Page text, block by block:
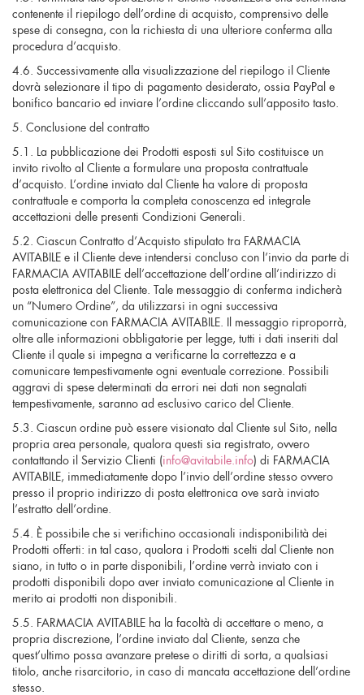
contenente il riepilogo dell’ordine di acquisto, comprensivo delle
spese di consegna, con la richiesta di una ulteriore conferma alla
procedura d’acquisto.
4.6. Successivamente alla visualizzazione del riepilogo il Cliente
dovrà selezionare il tipo di pagamento desiderato, ossia PayPal e
bonifico bancario ed inviare l’ordine cliccando sull’apposito tasto.
5. Conclusione del contratto
5.1. La pubblicazione dei Prodotti esposti sul Sito costituisce un
invito rivolto al Cliente a formulare una proposta contrattuale
d’acquisto. L’ordine inviato dal Cliente ha valore di proposta
contrattuale e comporta la completa conoscenza ed integrale
accettazioni delle presenti Condizioni Generali.
5.2. Ciascun Contratto d’Acquisto stipulato tra FARMACIA
AVITABILE e il Cliente deve intendersi concluso con l’invio da parte di
FARMACIA AVITABILE dell’accettazione dell’ordine all’indirizzo di
posta elettronica del Cliente. Tale messaggio di conferma indicherà
un “Numero Ordine”, da utilizzarsi in ogni successiva
comunicazione con FARMACIA AVITABILE. Il messaggio riproporrà,
oltre alle informazioni obbligatorie per legge, tutti i dati inseriti dal
Cliente il quale si impegna a verificarne la correttezza e a
comunicare tempestivamente ogni eventuale correzione. Possibili
aggravi di spese determinati da errori nei dati non segnalati
tempestivamente, saranno ad esclusivo carico del Cliente.
5.3. Ciascun ordine può essere visionato dal Cliente sul Sito, nella
propria area personale, qualora questi sia registrato, ovvero
contattando il Servizio Clienti (info@avitabile.info ) di FARMACIA
AVITABILE, immediatamente dopo l’invio dell’ordine stesso ovvero
presso il proprio indirizzo di posta elettronica ove sarà inviato
l’estratto dell’ordine.
5.4. È possibile che si verifichino occasionali indisponibilità dei
Prodotti offerti: in tal caso, qualora i Prodotti scelti dal Cliente non
siano, in tutto o in parte disponibili, l’ordine verrà inviato con i
prodotti disponibili dopo aver inviato comunicazione al Cliente in
merito ai prodotti non disponibili.
5.5. FARMACIA AVITABILE ha la facoltà di accettare o meno, a
propria discrezione, l’ordine inviato dal Cliente, senza che
quest’ultimo possa avanzare pretese o diritti di sorta, a qualsiasi
titolo, anche risarcitorio, in caso di mancata accettazione dell’ordine
stesso.